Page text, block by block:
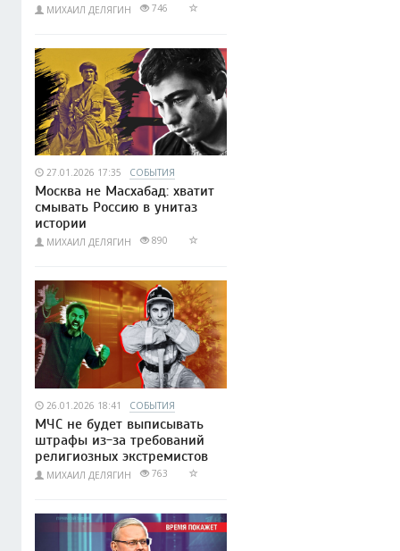
МИХАИЛ ДЕЛЯГИН 746
27.01.2026 17:35 СОБЫТИЯ
Москва не Масхабад: хватит
смывать Россию в унитаз
истории
МИХАИЛ ДЕЛЯГИН 890
26.01.2026 18:41 СОБЫТИЯ
МЧС не будет выписывать
штрафы из-за требований
религиозных экстремистов
МИХАИЛ ДЕЛЯГИН 763